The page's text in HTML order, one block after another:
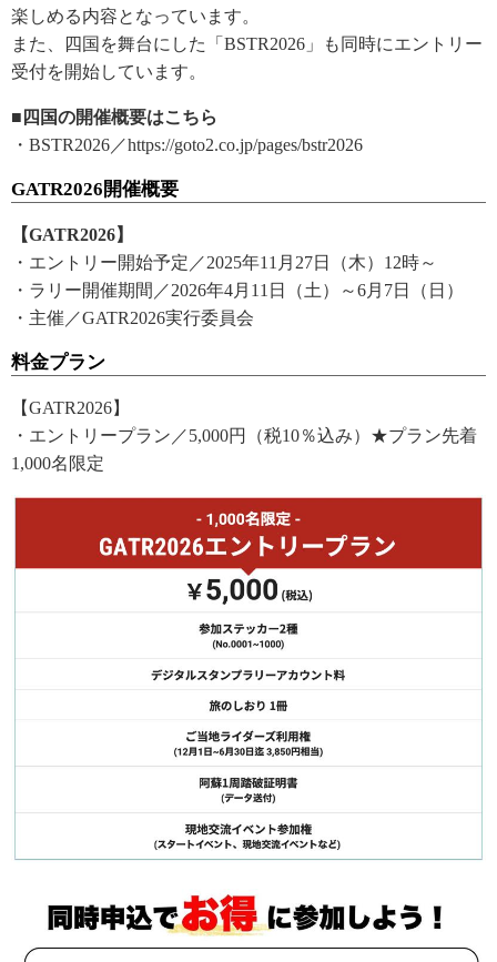
楽しめる内容となっています。
また、四国を舞台にした「BSTR2026」も同時にエントリー
受付を開始しています。
■四国の開催概要はこちら
・BSTR2026／https://goto2.co.jp/pages/bstr2026
GATR2026開催概要
【GATR2026】
・エントリー開始予定／2025年11月27日（木）12時～
・ラリー開催期間／2026年4月11日（土）～6月7日（日）
・主催／GATR2026実行委員会
料金プラン
【GATR2026】
・エントリープラン／5,000円（税10％込み）★プラン先着
1,000名限定